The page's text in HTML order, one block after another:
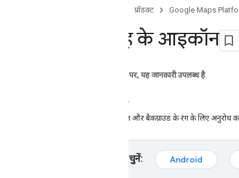
प्रॉडक्ट Google Maps
जगह के आइकॉन
इस पेज पर, यह जानकारी उपलब्ध है
उदाहरण
आइकॉन और बैकग्राउंड के रंग के लिए अनुरोध
प्लैटफ़ॉर्म चुनें: Android